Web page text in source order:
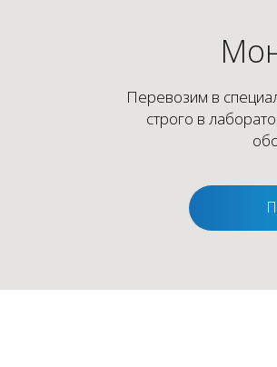
Перевозим в
строго в